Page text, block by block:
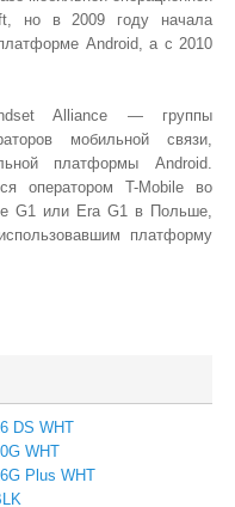
но в 2009 году начала
Android, а с 2010
Alliance — группы
мобильной связи,
платформы Android.
оператором T-Mobile во
G1 или Era G1 в Польше,
платформу
DS WHT
WHT
Plus WHT